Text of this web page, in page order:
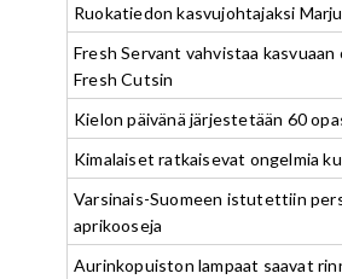
Ruokatiedon kasvujohtajaksi
Fresh Servant vahvistaa kasvuaan
Fresh Cutsin
Kielon päivänä järjestetään 60
Kimalaiset ratkaisevat ongelmia
Varsinais-Suomeen istutettiin
aprikooseja
Aurinkopuiston lampaat saavat